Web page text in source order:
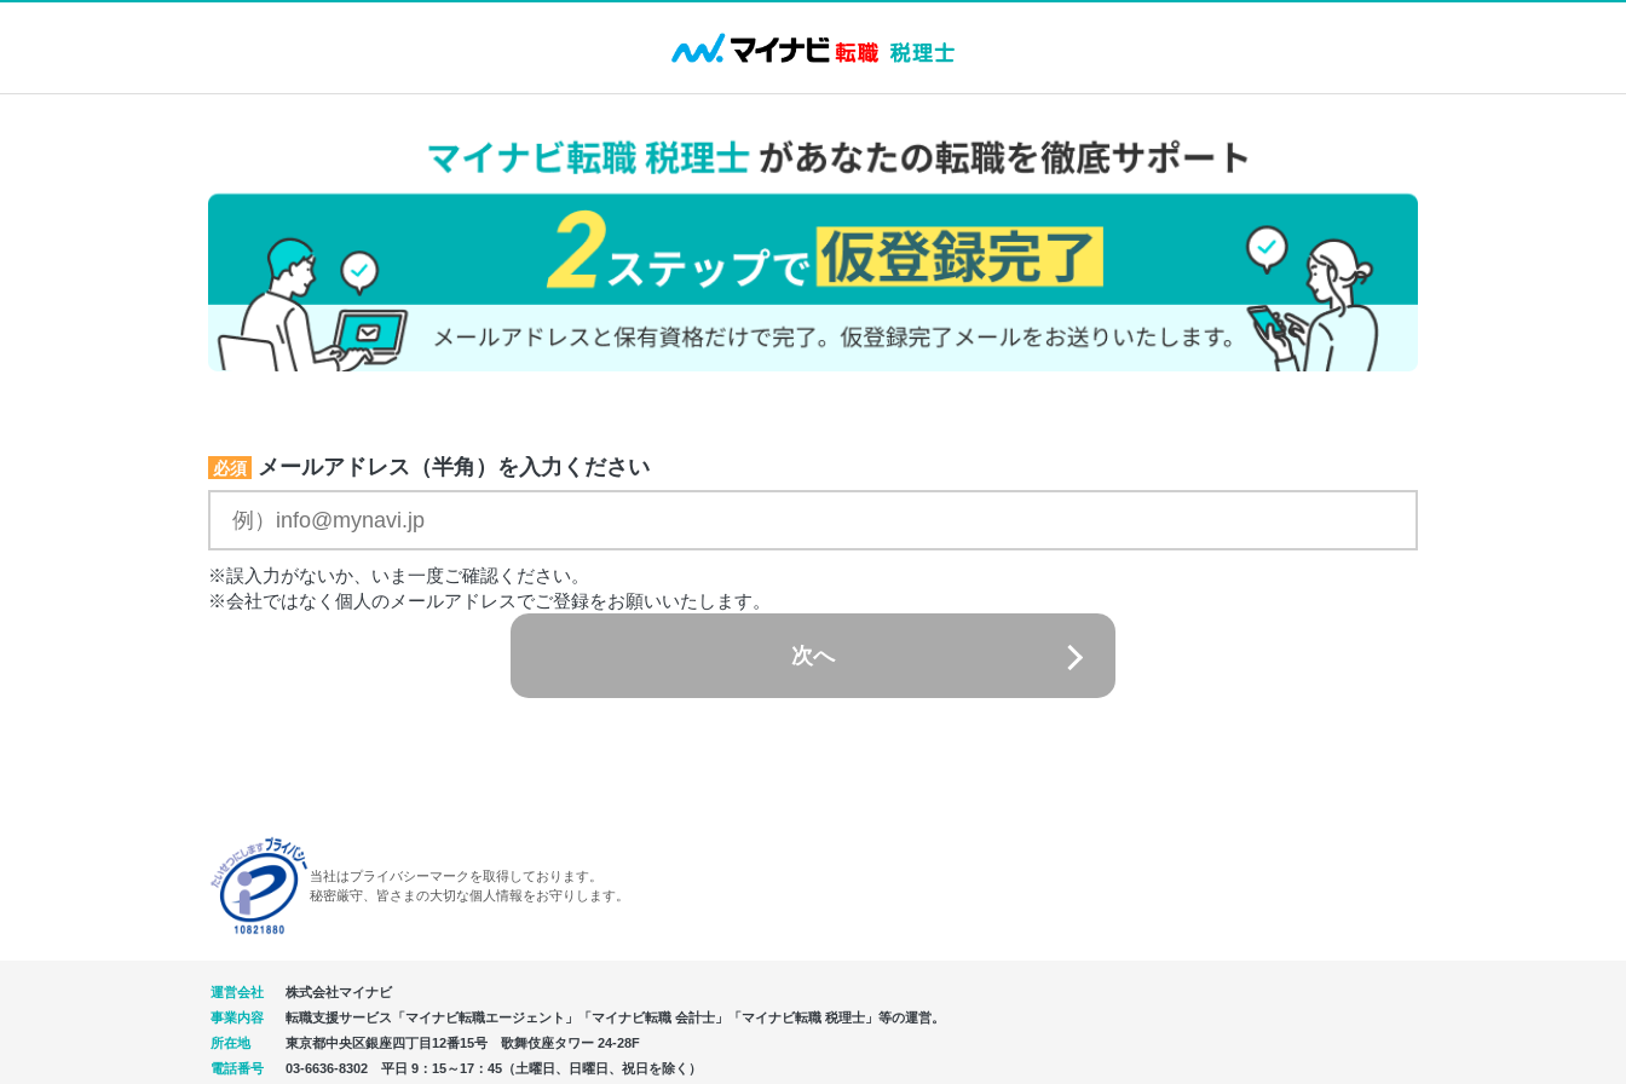
必須 メールアドレス（半角）を入力ください
※誤入力がないか、いま一度ご確認ください。
※会社ではなく個人のメールアドレスでご登録をお願いいたします。
次へ
当社はプライバシーマークを取得しております。
秘密厳守、皆さまの大切な個人情報をお守りします。
運営会社
株式会社マイナビ
事業内容
転職支援サービス「マイナビ転職エージェント」「マイナビ転職 会計士」「マイナビ転職 税理士」等の運営。
所在地
東京都中央区銀座四丁目12番15号 歌舞伎座タワー 24-28F
電話番号
03-6636-8302 平日 9：15～17：45（土曜日、日曜日、祝日を除く）